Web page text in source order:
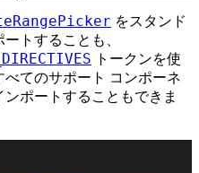
をスタンド
トすることも、
トークンを使
てのサポート コンポーネ
ポートすることもできま